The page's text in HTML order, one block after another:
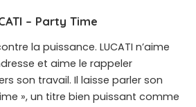
– Party Time
la puissance. LUCATI n’aime
et aime le rappeler
son travail. Il laisse parler son
», un titre bien puissant comme